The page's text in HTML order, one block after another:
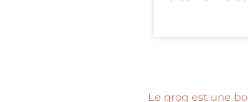
Le grog est une